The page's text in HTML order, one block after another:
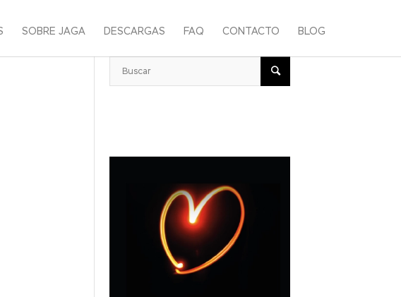
SOBRE JAGA DESCARGAS FAQ CONTACTO BLOG